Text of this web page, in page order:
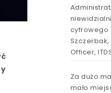
cyfrowego
Szczerbak,
Officer,
Za dużo
mało